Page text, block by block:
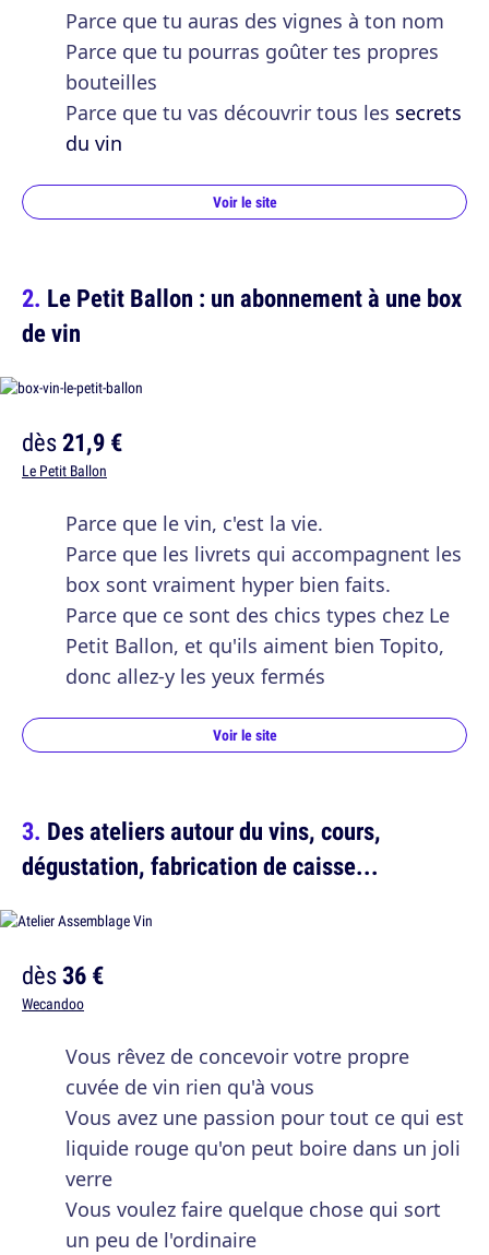
Parce que tu auras des vignes à ton nom
Parce que tu pourras goûter tes propres
bouteilles
Parce que tu vas découvrir tous les secrets
du vin
Voir le site
Le Petit Ballon : un abonnement à une box
de vin
dès21,9 €
Le Petit Ballon
Parce que le vin, c'est la vie.
Parce que les livrets qui accompagnent les
box sont vraiment hyper bien faits.
Parce que ce sont des chics types chez Le
Petit Ballon, et qu'ils aiment bien Topito,
donc allez-y les yeux fermés
Voir le site
Des ateliers autour du vins, cours,
dégustation, fabrication de caisse...
dès36 €
Wecandoo
Vous rêvez de concevoir votre propre
cuvée de vin rien qu'à vous
Vous avez une passion pour tout ce qui est
liquide rouge qu'on peut boire dans un joli
verre
Vous voulez faire quelque chose qui sort
un peu de l'ordinaire